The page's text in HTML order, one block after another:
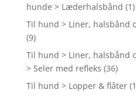
hunde > Læderhalsbånd (1)
Til hund > Liner, halsbånd
(9)
Til hund > Liner, halsbånd
> Seler med refleks (36)
Til hund > Lopper & flåter